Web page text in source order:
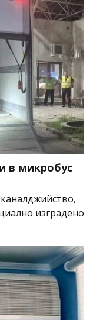
в микробус
изградено